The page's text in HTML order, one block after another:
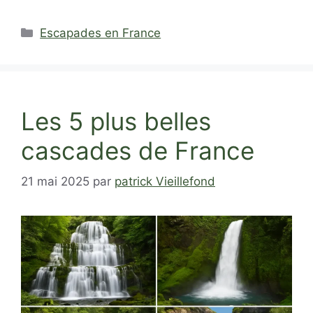
Catégories
Escapades en France
Les 5 plus belles
cascades de France
21 mai 2025 par patrick Vieillefond